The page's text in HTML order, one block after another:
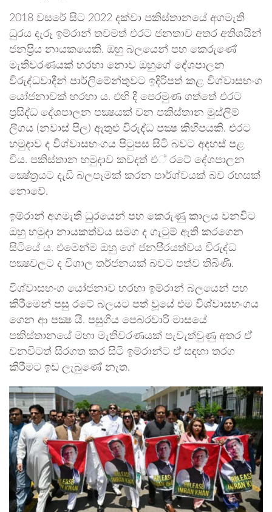
2018 වසරේ සිට 2022 දක්වා පකිස්තානයේ අගමැති
ධුරය දැරූ ඉම්රාන් තවමත් එරට ජනතාව අතර අතිශයින්
ජනප්‍රිය නායකයෙකි. ඔහු බලයෙන් පහ කෙරුණේ
මැතිවරණයක් හරහා නොව ඔහුගේ දේශපාලන
විරුද්ධවාදීන් පාර්ලිමේන්තුවට ඉදිරිපත් කළ විශ්වාසභංග
යෝජනාවක් හරහා ය. එහි දී පෙරමුණ ගත්තේ එරට
ප‍්‍රසිද්ධ දේශපාලන පක්‍ෂයක් වන පකිස්තාන මුස්ලිම්
ලීගය (නවාස් පිල) ඇතුළු විරුද්ධ පක්‍ෂ කිහිපයකි. එරට
හමුදාව ද විශ්වාසභංගය පිටුපස සිටි බවට අදහස් පළ
විය. පකිස්තාන හමුදාව කවදත් එ් රටේ දේශපාලන
ක්‍ෂේත‍්‍රයට දැඩි බලපෑමක් කරන පාර්ශ්වයක් බව රහසක්
නොවේ.
ඉම්රාන් අගමැති ධුරයෙන් පහ කෙරුණු කාලය වනවිට
ඔහු හමුදා නායකත්වය සමග ද ගැටුම් ඇති කරගෙන
සිටියේ ය. එමෙන්ම ඔහු ගේ ජනපි‍්‍රයත්වය විරුද්ධ
පක්‍ෂවලට ද විශාල තර්ජනයක් බවට පත්ව තිබිණි.
විශ්වාසභංග යෝජනාව හරහා ඉම්රාන් බලයෙන් පහ
කිරීමෙන් පසු රටේ බලයට පත් වූයේ එම විශ්වාසභංගය
ගෙන ආ පක්‍ෂ යි. පසුගිය පෙබරවාරි මාසයේ
පකිස්තානයේ මහා මැතිවරණයක් පැවැත්වුණු අතර ඒ
වනවිටත් සිරගත කර සිටි ඉම්රාන්ට ඒ සඳහා තරග
කිරීමට ඉඩ ලැබුණේ නැත.